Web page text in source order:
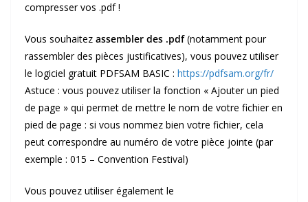
compresser vos .pdf !
Vous souhaitez assembler des .pdf(notamment pour
rassembler des pièces justificatives), vous pouvez utiliser
le logiciel gratuit PDFSAM BASIC : https://pdfsam.org/fr/
Astuce : vous pouvez utiliser la fonction « Ajouter un pied
de page » qui permet de mettre le nom de votre fichier en
pied de page : si vous nommez bien votre fichier, cela
peut correspondre au numéro de votre pièce jointe (par
exemple : 015 – Convention Festival)
Vous pouvez utiliser également le